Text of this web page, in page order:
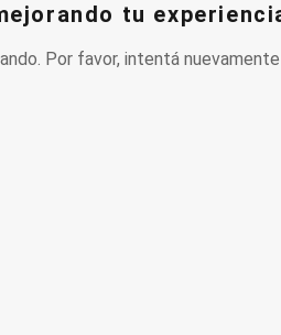
tu
Por favor, intentá